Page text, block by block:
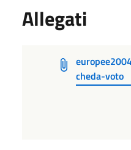
Allegati
cheda-voto